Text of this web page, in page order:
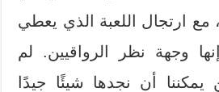
مع ارتجال اللعبة الذي يعطي
وجهة نظر الرواقيين. لم
يمكننا أن نجدها شيئًا جيدًا